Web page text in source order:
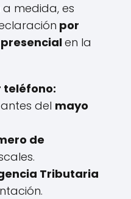
medida, es
por
en la
teléfono:
del mayo
de
Tributaria